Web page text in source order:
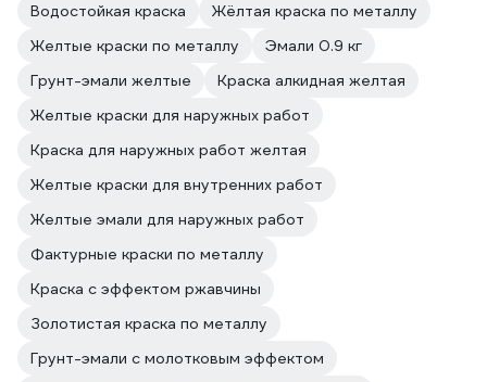
Водостойкая краска
Жёлтая краска по металлу
Желтые краски по металлу
Эмали 0.9 кг
Грунт-эмали желтые
Краска алкидная желтая
Желтые краски для наружных работ
Краска для наружных работ желтая
Желтые краски для внутренних работ
Желтые эмали для наружных работ
Фактурные краски по металлу
Краска с эффектом ржавчины
Золотистая краска по металлу
Грунт-эмали с молотковым эффектом